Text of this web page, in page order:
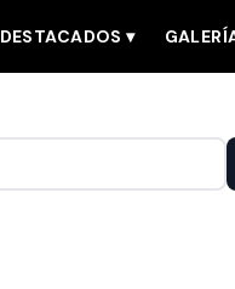
DESTACADOS ▾